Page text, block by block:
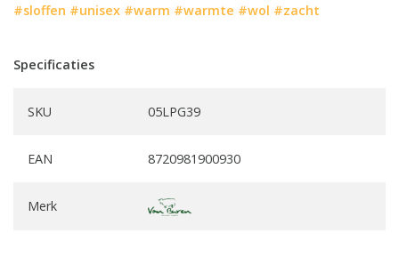
#sloffen #unisex #warm #warmte #wol #zacht
Specificaties
SKU 05LPG39
EAN 8720981900930
Merk